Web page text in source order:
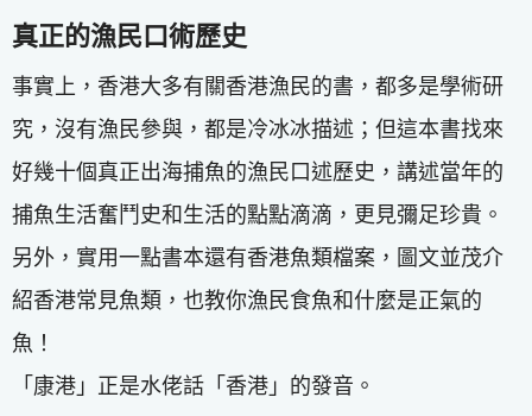
真正的漁民口術歷史
事實上，香港大多有關香港漁民的書，都多是學術研
究，沒有漁民參與，都是冷冰冰描述；但這本書找來
好幾十個真正出海捕魚的漁民口述歷史，講述當年的
捕魚生活奮鬥史和生活的點點滴滴，更見彌足珍貴。
另外，實用一點書本還有香港魚類檔案，圖文並茂介
紹香港常見魚類，也教你漁民食魚和什麼是正氣的
魚！
「康港」正是水佬話「香港」的發音。